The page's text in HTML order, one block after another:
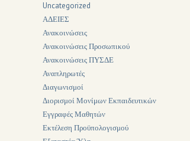
Uncategorized
ΑΔΕΙΕΣ
Ανακοινώσεις
Ανακοινώσεις Προσωπικού
Ανακοινώσεις ΠΥΣΔΕ
Αναπληρωτές
Διαγωνισμοί
Διορισμοί Μονίμων Εκπαιδευτικών
Εγγραφές Μαθητών
Εκτέλεση Προϋπολογισμού